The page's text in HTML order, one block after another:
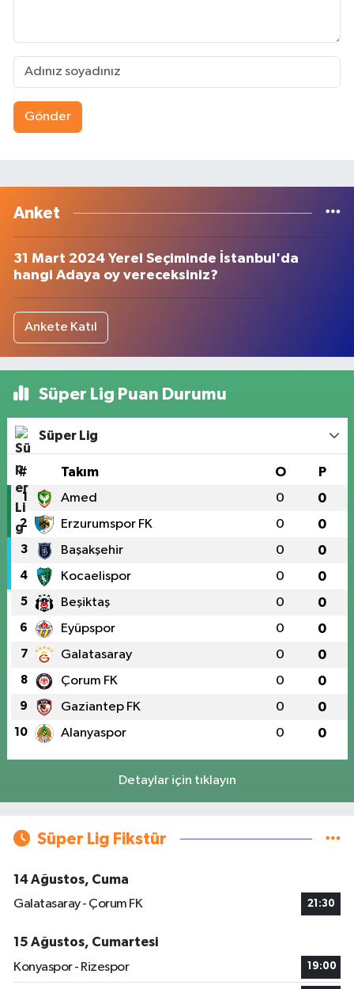
Gönder
Anket
31 Mart 2024 Yerel Seçiminde İstanbul'da
hangi Adaya oy vereceksiniz?
Ankete Katıl
Süper Lig Puan Durumu
Süper Lig
# Takım O P
1 Amed 0 0
2 Erzurumspor FK 0 0
3 Başakşehir 0 0
4 Kocaelispor 0 0
5 Beşiktaş 0 0
6 Eyüpspor 0 0
7 Galatasaray 0 0
8 Çorum FK 0 0
9 Gaziantep FK 0 0
10 Alanyaspor 0 0
Detaylar için tıklayın
Süper Lig Fikstür
14 Ağustos, Cuma
Galatasaray - Çorum FK
21:30
15 Ağustos, Cumartesi
Konyaspor - Rizespor
19:00